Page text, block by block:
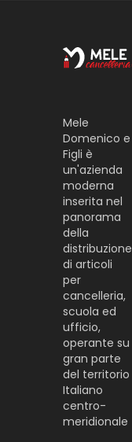
Mele
Domenico e
Figli è
un'azienda
moderna
inserita nel
panorama
della
distribuzione
di articoli
per
cancelleria,
scuola ed
ufficio,
operante su
gran parte
del territorio
Italiano
centro-
meridionale